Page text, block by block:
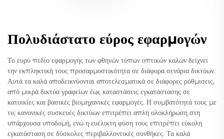
Πολυδιάστατο εύρος εφαρμογών
Το ευρύ πεδίο εφαρμογής των φθηνών τύπων οπτικών καλών δείχνει
την εκπληκτική τους προσαρμοστικότητα σε διάφορα σενάρια δικτύων.
Αυτά τα καλά αποδεικνύονται αποτελεσματικά σε διάφορες ρύθμισεις,
από μικρά δικτύα γραφείων έως καταστάσεις εγκατάστασης σε
κατοικίες και βασικές βιομηχανικές εφαρμογές. Η συμβατότητά τους με
τις κανονικές συσκευές δικτύων επιτρέπει απλή ολοκλήρωση στη
υπάρχουσα υποδομή, ενώ η ευέλικτη φύση τους επιτρέπει εύκολη
εγκατάσταση σε δύσκολες περιβαλλοντικές συνθήκες. Τα καλά